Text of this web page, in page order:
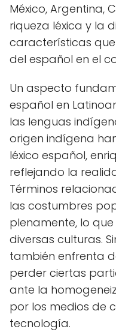
México, Argentina,
riqueza léxica y la
características
del español en el
Un aspecto
español en
las lenguas
origen indígena
léxico español,
reflejando la
Términos
las costumbres
plenamente, lo
diversas culturas.
también enfrenta
perder ciertas
ante la
por los medios de
tecnología.